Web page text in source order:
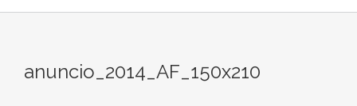
anuncio_2014_AF_150x210